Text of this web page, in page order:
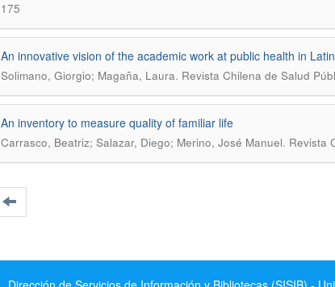
175
An innovative vision of the academic work at public health in
Solimano, Giorgio; Magaña, Laura. Revista Chilena de Salud
An inventory to measure quality of familiar life
Carrasco, Beatriz; Salazar, Diego; Merino, José Manuel. Revista